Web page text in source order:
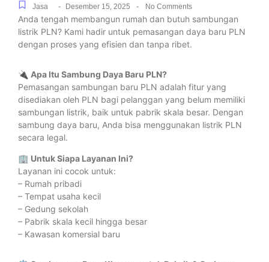
Jasa - Desember 15, 2025 - No Comments
Anda tengah membangun rumah dan butuh sambungan
listrik PLN? Kami hadir untuk pemasangan daya baru PLN
dengan proses yang efisien dan tanpa ribet.
🔌 Apa Itu Sambung Daya Baru PLN?
Pemasangan sambungan baru PLN adalah fitur yang
disediakan oleh PLN bagi pelanggan yang belum memiliki
sambungan listrik, baik untuk pabrik skala besar. Dengan
sambung daya baru, Anda bisa menggunakan listrik PLN
secara legal.
🏢 Untuk Siapa Layanan Ini?
Layanan ini cocok untuk:
– Rumah pribadi
– Tempat usaha kecil
– Gedung sekolah
– Pabrik skala kecil hingga besar
– Kawasan komersial baru